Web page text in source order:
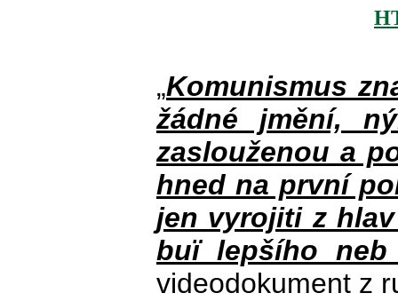
„Komunismus
žádné jmění,
zaslouženou a
hned na první
jen vyrojiti z
buï lepšího
videodokument z